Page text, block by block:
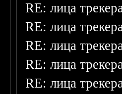
RE: лица
RE: лица
RE: лица
RE: лица
RE: лица